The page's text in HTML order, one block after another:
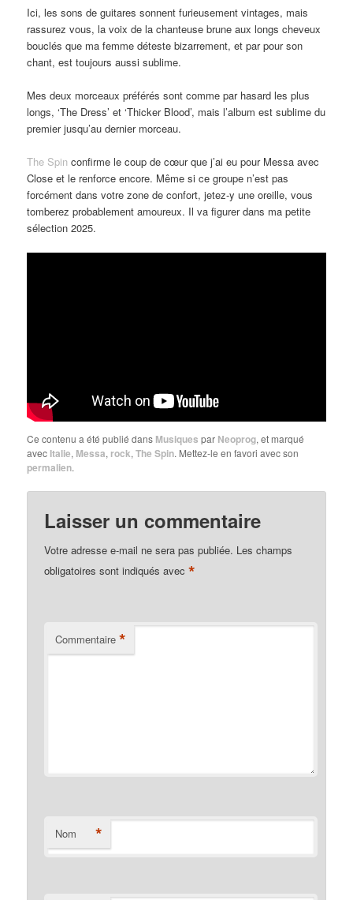
Ici, les sons de guitares sonnent furieusement vintages, mais
rassurez vous, la voix de la chanteuse brune aux longs cheveux
bouclés que ma femme déteste bizarrement, et par pour son
chant, est toujours aussi sublime.
Mes deux morceaux préférés sont comme par hasard les plus
longs, ‘The Dress’ et ‘Thicker Blood’, mais l’album est sublime du
premier jusqu’au dernier morceau.
The Spin confirme le coup de cœur que j’ai eu pour Messa avec
Close et le renforce encore. Même si ce groupe n’est pas
forcément dans votre zone de confort, jetez-y une oreille, vous
tomberez probablement amoureux. Il va figurer dans ma petite
sélection 2025.
Ce contenu a été publié dans Musiques par Neoprog, et marqué
avec Italie, Messa, rock,The Spin. Mettez-le en favori avec son
permalien.
Laisser un commentaire
Votre adresse e-mail ne sera pas publiée. Les champs
obligatoires sont indiqués avec*
Commentaire *
Nom *